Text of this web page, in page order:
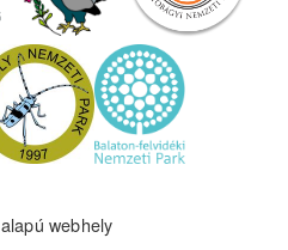
alapú webhely